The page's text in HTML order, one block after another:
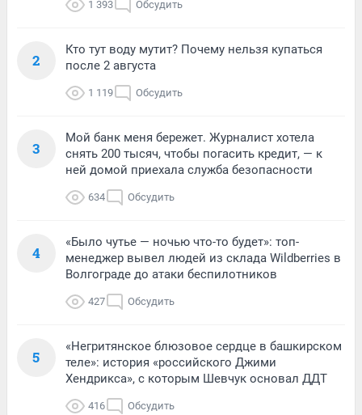
1 393 Обсудить
2
Кто тут воду мутит? Почему нельзя купаться
после 2 августа
1 119 Обсудить
3
Мой банк меня бережет. Журналист хотела
снять 200 тысяч, чтобы погасить кредит, — к
ней домой приехала служба безопасности
634 Обсудить
4
«Было чутье — ночью что-то будет»: топ-
менеджер вывел людей из склада Wildberries в
Волгограде до атаки беспилотников
427 Обсудить
5
«Негритянское блюзовое сердце в башкирском
теле»: история «российского Джими
Хендрикса», с которым Шевчук основал ДДТ
416 Обсудить